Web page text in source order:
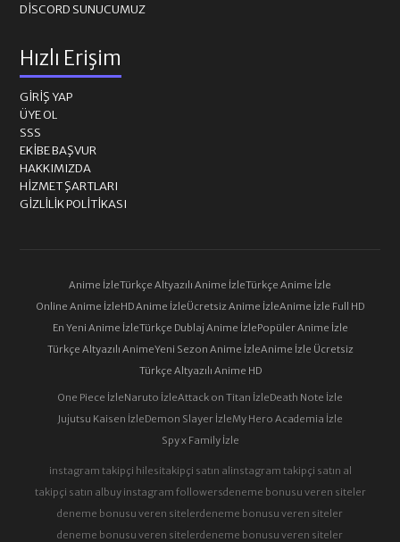
DISCORD SUNUCUMUZ
Hızlı Erişim
GIRIŞ YAP
ÜYE OL
SSS
EKIBE BAŞVUR
HAKKIMIZDA
HIZMET ŞARTLARI
GIZLILIK POLITIKASI
Anime İzleTürkçe Altyazılı Anime İzleTürkçe Anime İzle
Online Anime İzleHD Anime İzleÜcretsiz Anime İzleAnime İzle Full HD
En Yeni Anime İzleTürkçe Dublaj Anime İzlePopüler Anime İzle
Türkçe Altyazılı AnimeYeni Sezon Anime İzleAnime İzle Ücretsiz
Türkçe Altyazılı Anime HD
One Piece İzleNaruto İzleAttack on Titan İzleDeath Note İzle
Jujutsu Kaisen İzleDemon Slayer İzleMy Hero Academia İzle
Spy x Family İzle
instagram takipçi hilesitakipçi satın alinstagram takipçi satın al
takipçi satın albuy instagram followersdeneme bonusu veren siteler
deneme bonusu veren sitelerdeneme bonusu veren siteler
deneme bonusu veren sitelerdeneme bonusu veren siteler